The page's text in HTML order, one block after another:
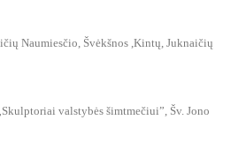
Švėkšnos ,Kintų, Juknaičių
valstybės šimtmečiui”, Šv. Jono